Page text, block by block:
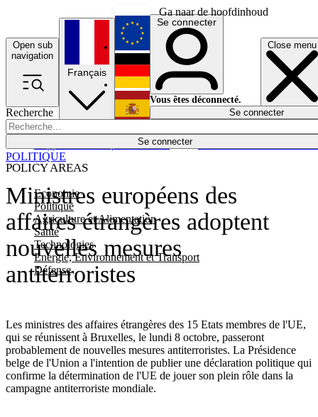
Ga naar de hoofdinhoud
Open sub
navigation
Close menu
Recherche
Se connecter
POLICY AREAS
Economie
Politique
Agriculture et Alimentation
Santé
Technologies
Energie, Environnement et Transport
Défense
Économie
Français
English
Deutsch
Español
Se connecter
Vous êtes déconnecté.
Se connecter
Ministres européens des
affaires étrangères adoptent
nouvelles mesures
antiterroristes
Les ministres des affaires étrangères des 15 Etats membres de l'UE,
qui se réunissent à Bruxelles, le lundi 8 octobre, passeront
probablement de nouvelles mesures antiterroristes. La Présidence
belge de l'Union a l'intention de publier une déclaration politique qui
confirme la détermination de l'UE de jouer son plein rôle dans la
campagne antiterroriste mondiale.
POLITIQUE